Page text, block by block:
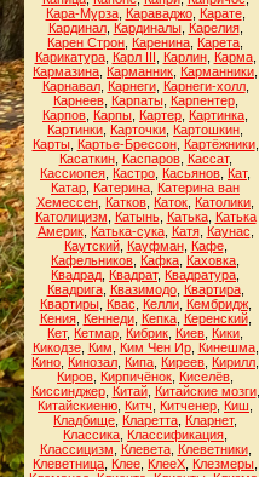
Кара-Мурза, Караваджо, Карате,
Кардинал, Кардиналы, Карелия,
Карен Строн Каренина Карета
Карикатура, Карл III Карлин, Карма,
Кармазина Карманник Карманники
Карнавал, Карнеги, Карнеги-холл,
Карнеев, Карпаты, Карпентер,
Карпов Карпы Картер Картинка
Картинки Карточки Картошкин
Карты, Картье-Брессон, Картёжники,
Касаткин, Каспаров, Кассат,
Кассиопея Кастро Касьянов Кат,
Катар Катерина Катерина ван
Хемессен Катков Каток Католики
Католицизм
Катынь, Катька, Катька
Америк, Катька-сука, Катя, Каунас
Каутский, Кауфман, Кафе,
Кафельников Кафка Каховка
Квадрад Квадрат, Квадратура
Квадрига, Квазимодо, Квартира,
Квартиры, Квас Келли, Кембридж,
Кения, Кеннеди, Кепка, Керенский,
Кет, Кетмар Кибрик Киев Кики
Кикодзе, Ким Ким Чен Ир, Кинешма,
Кино Кинозал Кипа Киреев Кирилл
Киров Кирпичёнок Киселёв
Киссинджер, Китай, Китайские мозги,
Китайскиеню Китч Китченер Киш
Кладбище Кларетта Кларнет,
Классика Классификация
Классицизм
Клевета, Клеветники,
Клеветница Клее КлееХ Клезмеры